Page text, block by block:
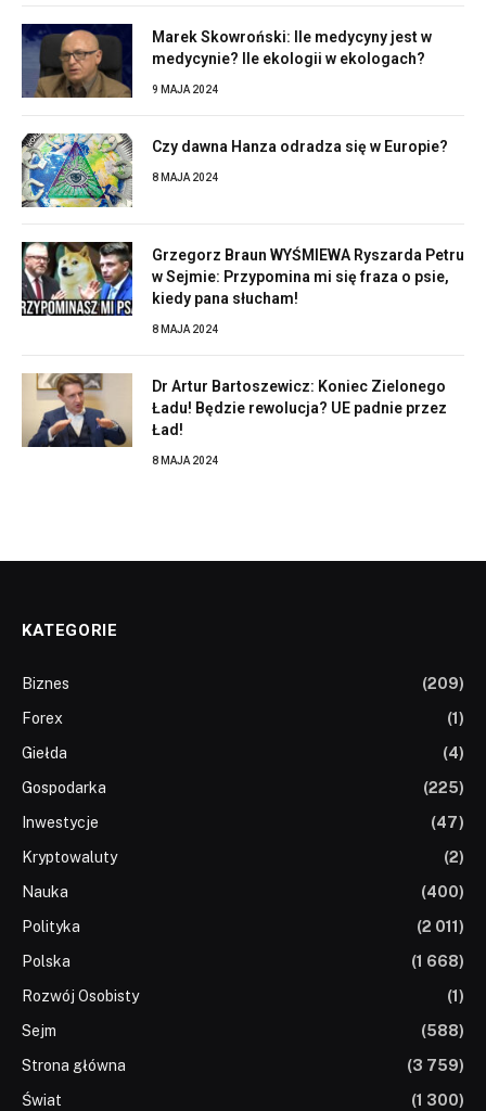
Marek Skowroński: Ile medycyny jest w
medycynie? Ile ekologii w ekologach?
9 MAJA 2024
Czy dawna Hanza odradza się w Europie?
8 MAJA 2024
Grzegorz Braun WYŚMIEWA Ryszarda Petru
w Sejmie: Przypomina mi się fraza o psie,
kiedy pana słucham!
8 MAJA 2024
Dr Artur Bartoszewicz: Koniec Zielonego
Ładu! Będzie rewolucja? UE padnie przez
Ład!
8 MAJA 2024
KATEGORIE
Biznes
(209)
Forex
(1)
Giełda
(4)
Gospodarka
(225)
Inwestycje
(47)
Kryptowaluty
(2)
Nauka
(400)
Polityka
(2 011)
Polska
(1 668)
Rozwój Osobisty
(1)
Sejm
(588)
Strona główna
(3 759)
Świat
(1 300)